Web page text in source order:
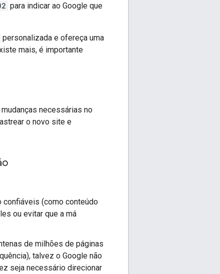
para indicar ao Google que
personalizada e ofereça uma
mais, é importante
necessárias no
o novo site e
confiáveis (como conteúdo
ou evitar que a má
de milhões de páginas
talvez o Google não
seja necessário direcionar